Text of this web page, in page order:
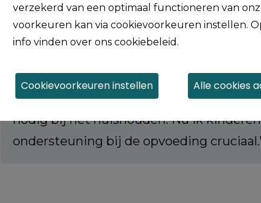
"Mijn zorgnood verandert met mij mee.
ik ondersteuning. Zo kon ik meedoen in
werkvloer. Zo lukte het om mijn taken
Toen ik alleen ging wonen, had ik vooral
nodig bij het huishouden. Nu ik kinderen
ondersteuning bij de opvoeding
verzekerd van een optimaal functioneren van
voorkeuren kan via cookievoorkeuren instellen.
info vinden over ons cookiebeleid.
Cookievoorkeuren instellen